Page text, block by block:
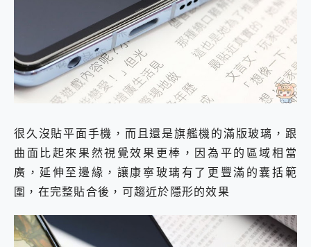
很久沒貼平面手機，而且還是旗艦機的滿版玻璃，跟
曲面比起來果然視覺效果更棒，因為平的區域相當
廣，延伸至邊緣，讓康寧玻璃有了更豐滿的囊括範
圍，在完整貼合後，可趨近於隱形的效果